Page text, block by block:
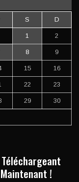
S D
1 2
8 9
15 16
22 23
29 30
!